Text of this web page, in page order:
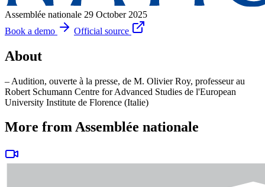
Assemblée nationale 29 October 2025
Book a demo
Official source
About
– Audition, ouverte à la presse, de M. Olivier Roy, professeur au
Robert Schumann Centre for Advanced Studies de l'European
University Institute de Florence (Italie)
More from Assemblée nationale